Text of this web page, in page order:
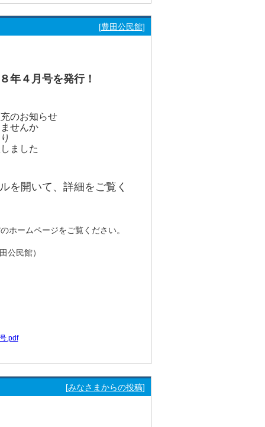
[豊田公民館]
年４月号を発行！
のお知らせ
せんか
開催しました
を開いて、詳細をご覧く
ホームページをご覧ください。
公民館）
.pdf
[みなさまからの投稿]